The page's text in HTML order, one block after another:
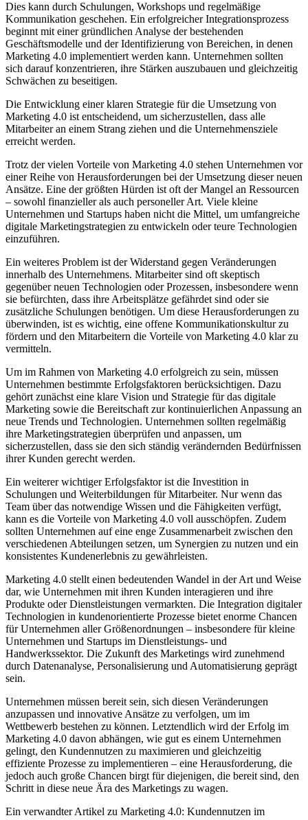
Dies kann durch Schulungen, Workshops und regelmäßige
Kommunikation geschehen. Ein erfolgreicher Integrationsprozess
beginnt mit einer gründlichen Analyse der bestehenden
Geschäftsmodelle und der Identifizierung von Bereichen, in denen
Marketing 4.0 implementiert werden kann. Unternehmen sollten
sich darauf konzentrieren, ihre Stärken auszubauen und gleichzeitig
Schwächen zu beseitigen.
Die Entwicklung einer klaren Strategie für die Umsetzung von
Marketing 4.0 ist entscheidend, um sicherzustellen, dass alle
Mitarbeiter an einem Strang ziehen und die Unternehmensziele
erreicht werden.
Trotz der vielen Vorteile von Marketing 4.0 stehen Unternehmen vor
einer Reihe von Herausforderungen bei der Umsetzung dieser neuen
Ansätze. Eine der größten Hürden ist oft der Mangel an Ressourcen
– sowohl finanzieller als auch personeller Art. Viele kleine
Unternehmen und Startups haben nicht die Mittel, um umfangreiche
digitale Marketingstrategien zu entwickeln oder teure Technologien
einzuführen.
Ein weiteres Problem ist der Widerstand gegen Veränderungen
innerhalb des Unternehmens. Mitarbeiter sind oft skeptisch
gegenüber neuen Technologien oder Prozessen, insbesondere wenn
sie befürchten, dass ihre Arbeitsplätze gefährdet sind oder sie
zusätzliche Schulungen benötigen. Um diese Herausforderungen zu
überwinden, ist es wichtig, eine offene Kommunikationskultur zu
fördern und den Mitarbeitern die Vorteile von Marketing 4.0 klar zu
vermitteln.
Um im Rahmen von Marketing 4.0 erfolgreich zu sein, müssen
Unternehmen bestimmte Erfolgsfaktoren berücksichtigen. Dazu
gehört zunächst eine klare Vision und Strategie für das digitale
Marketing sowie die Bereitschaft zur kontinuierlichen Anpassung an
neue Trends und Technologien. Unternehmen sollten regelmäßig
ihre Marketingstrategien überprüfen und anpassen, um
sicherzustellen, dass sie den sich ständig verändernden Bedürfnissen
ihrer Kunden gerecht werden.
Ein weiterer wichtiger Erfolgsfaktor ist die Investition in
Schulungen und Weiterbildungen für Mitarbeiter. Nur wenn das
Team über das notwendige Wissen und die Fähigkeiten verfügt,
kann es die Vorteile von Marketing 4.0 voll ausschöpfen. Zudem
sollten Unternehmen auf eine enge Zusammenarbeit zwischen den
verschiedenen Abteilungen setzen, um Synergien zu nutzen und ein
konsistentes Kundenerlebnis zu gewährleisten.
Marketing 4.0 stellt einen bedeutenden Wandel in der Art und Weise
dar, wie Unternehmen mit ihren Kunden interagieren und ihre
Produkte oder Dienstleistungen vermarkten. Die Integration digitaler
Technologien in kundenorientierte Prozesse bietet enorme Chancen
für Unternehmen aller Größenordnungen – insbesondere für kleine
Unternehmen und Startups im Dienstleistungs- und
Handwerkssektor. Die Zukunft des Marketings wird zunehmend
durch Datenanalyse, Personalisierung und Automatisierung geprägt
sein.
Unternehmen müssen bereit sein, sich diesen Veränderungen
anzupassen und innovative Ansätze zu verfolgen, um im
Wettbewerb bestehen zu können. Letztendlich wird der Erfolg im
Marketing 4.0 davon abhängen, wie gut es einem Unternehmen
gelingt, den Kundennutzen zu maximieren und gleichzeitig
effiziente Prozesse zu implementieren – eine Herausforderung, die
jedoch auch große Chancen birgt für diejenigen, die bereit sind, den
Schritt in diese neue Ära des Marketings zu wagen.
Ein verwandter Artikel zu Marketing 4.0: Kundennutzen im